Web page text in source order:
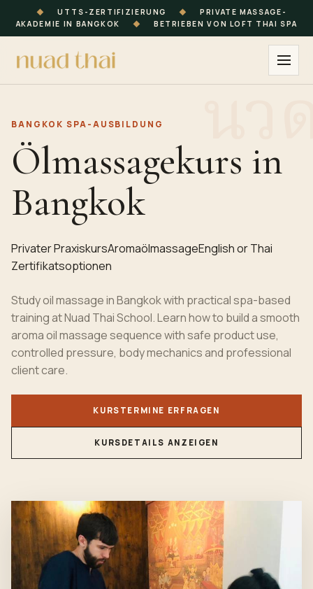
◆ UTTS-ZERTIFIZIERUNG ◆
PRIVATE MASSAGE-
AKADEMIE IN BANGKOK
◆ BETRIEBEN VON LOFT THAI SPA
BANGKOK SPA-AUSBILDUNG
Ölmassagekurs in
Bangkok
Privater PraxiskursAromaölmassageEnglish or Thai
Zertifikatsoptionen
Study oil massage in Bangkok with practical spa-based
training at Nuad Thai School. Learn how to build a smooth
aroma oil massage sequence with safe product use,
controlled pressure, body mechanics and professional
client care.
KURSTERMINE ERFRAGEN
KURSDETAILS ANZEIGEN